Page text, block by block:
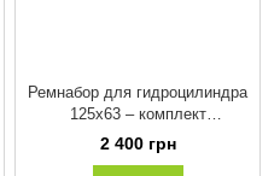
Ремнабор для гидроцилиндра
125х63 – комплект
уплотненный.
2 400 грн